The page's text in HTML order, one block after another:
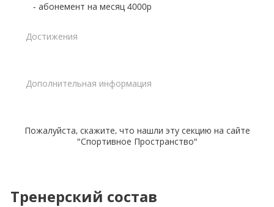
- абонемент на месяц 4000р
Достижения
Дополнительная информация
Пожалуйста, скажите, что нашли эту секцию на сайте
"Спортивное Пространство"
Тренерский состав